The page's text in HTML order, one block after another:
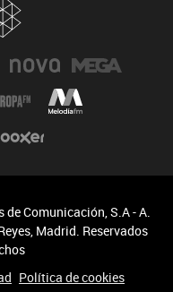
Comunicación, S.A - A.
Madrid. Reservados
Política de cookies